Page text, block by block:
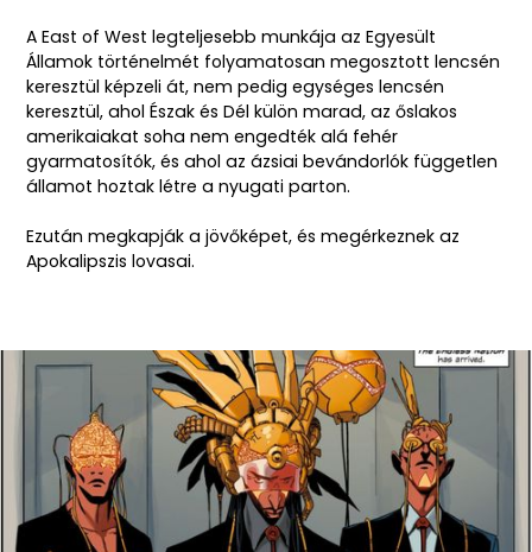
A East of West legteljesebb munkája az Egyesült
Államok történelmét folyamatosan megosztott lencsén
keresztül képzeli át, nem pedig egységes lencsén
keresztül, ahol Észak és Dél külön marad, az őslakos
amerikaiakat soha nem engedték alá fehér
gyarmatosítók, és ahol az ázsiai bevándorlók független
államot hoztak létre a nyugati parton.
Ezután megkapják a jövőképet, és megérkeznek az
Apokalipszis lovasai.